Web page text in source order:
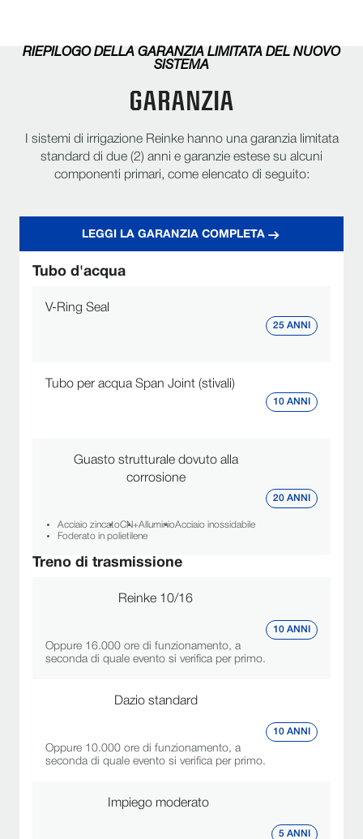
RIEPILOGO DELLA GARANZIA LIMITATA DEL NUOVO
SISTEMA
GARANZIA
I sistemi di irrigazione Reinke hanno una garanzia limitata
standard di due (2) anni e garanzie estese su alcuni
componenti primari, come elencato di seguito:
LEGGI LA GARANZIA COMPLETA
Tubo d'acqua
V-Ring Seal
25 ANNI
Tubo per acqua Span Joint (stivali)
10 ANNI
Guasto strutturale dovuto alla
corrosione
Acciaio zincatoCN+AlluminioAcciaio inossidabile
Foderato in polietilene
20 ANNI
Treno di trasmissione
Reinke 10/16
Oppure 16.000 ore di funzionamento, a
seconda di quale evento si verifica per primo.
10 ANNI
Dazio standard
Oppure 10.000 ore di funzionamento, a
seconda di quale evento si verifica per primo.
10 ANNI
Impiego moderato
5 ANNI